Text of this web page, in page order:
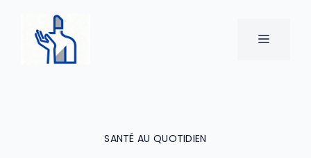
contenu
MENU
SANTÉ AU QUOTIDIEN